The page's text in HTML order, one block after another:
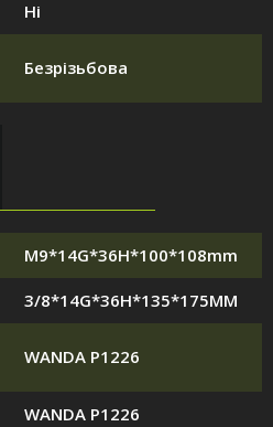
Ні
Безрізьбова
M9*14G*36H*100*108mm
3/8*14G*36H*135*175MM
WANDA P1226
WANDA P1226